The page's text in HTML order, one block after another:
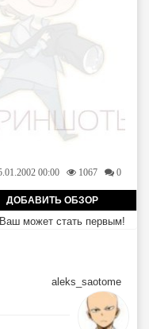
00:00 1067 0
ДОБАВИТЬ ОБЗОР
может стать первым!
aleks_saotome